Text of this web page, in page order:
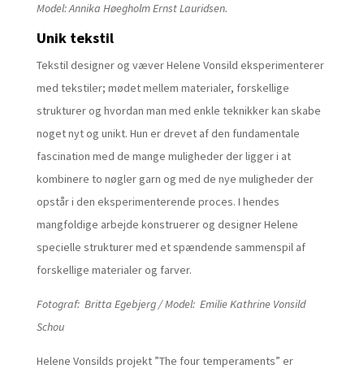
Model: Annika Høegholm Ernst Lauridsen.
Unik tekstil
Tekstil designer og væver Helene Vonsild eksperimenterer
med tekstiler; mødet mellem materialer, forskellige
strukturer og hvordan man med enkle teknikker kan skabe
noget nyt og unikt. Hun er drevet af den fundamentale
fascination med de mange muligheder der ligger i at
kombinere to nøgler garn og med de nye muligheder der
opstår i den eksperimenterende proces. I hendes
mangfoldige arbejde konstruerer og designer Helene
specielle strukturer med et spændende sammenspil af
forskellige materialer og farver.
Fotograf: Britta Egebjerg / Model: Emilie Kathrine Vonsild
Schou
Helene Vonsilds projekt ”The four temperaments” er